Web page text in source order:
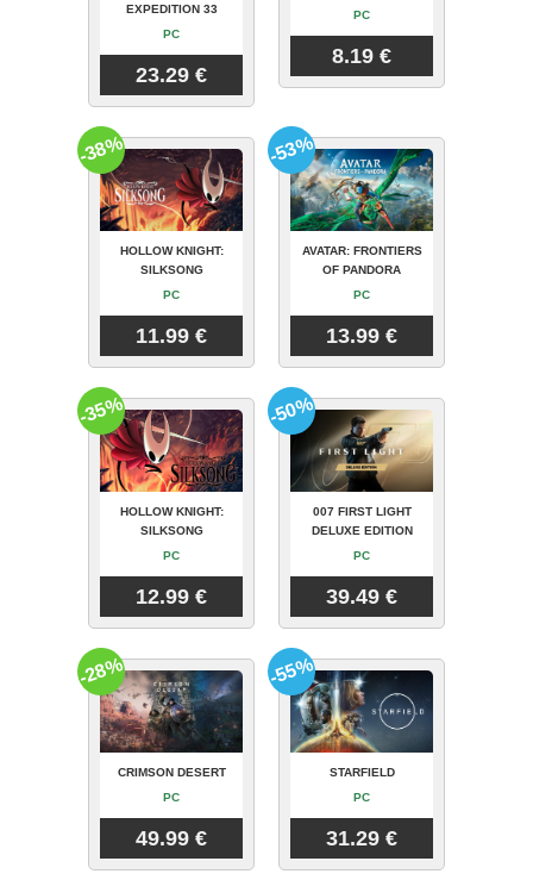
EXPEDITION 33
PC
23.29 €
PC
8.19 €
HOLLOW KNIGHT:
SILKSONG
PC
11.99 €
-38%
AVATAR: FRONTIERS
OF PANDORA
PC
13.99 €
-53%
HOLLOW KNIGHT:
SILKSONG
PC
12.99 €
-35%
007 FIRST LIGHT
DELUXE EDITION
PC
39.49 €
-50%
CRIMSON DESERT
PC
49.99 €
-28%
STARFIELD
PC
31.29 €
-55%